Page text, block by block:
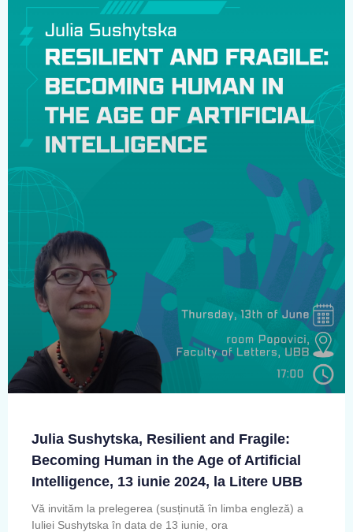
Julia Sushytska, Resilient and Fragile:
Becoming Human in the Age of Artificial
Intelligence, 13 iunie 2024, la Litere UBB
Vă invităm la prelegerea (susținută în limba engleză) a
Iuliei Sushytska în data de 13 iunie, ora